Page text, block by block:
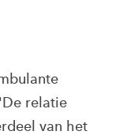
relatie
van het